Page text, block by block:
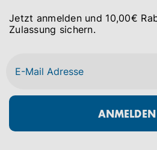
Jetzt anmelden und 10,00€
Zulassung sichern.
ANMELDEN